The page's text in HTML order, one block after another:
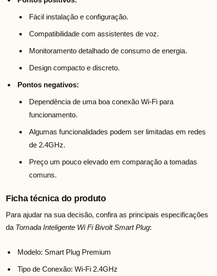
Fácil instalação e configuração.
Compatibilidade com assistentes de voz.
Monitoramento detalhado de consumo de energia.
Design compacto e discreto.
Pontos negativos:
Dependência de uma boa conexão Wi-Fi para
funcionamento.
Algumas funcionalidades podem ser limitadas em redes
de 2.4GHz.
Preço um pouco elevado em comparação a tomadas
comuns.
Ficha técnica do produto
Para ajudar na sua decisão, confira as principais especificações
da Tomada Inteligente Wi Fi Bivolt Smart Plug:
Modelo: Smart Plug Premium
Tipo de Conexão: Wi-Fi 2.4GHz